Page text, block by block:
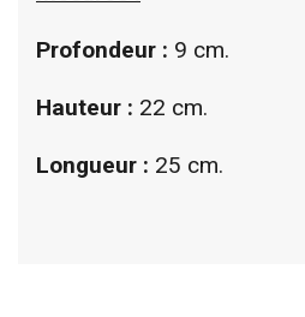
Profondeur : 9 cm.
Hauteur : 22 cm.
Longueur : 25 cm.